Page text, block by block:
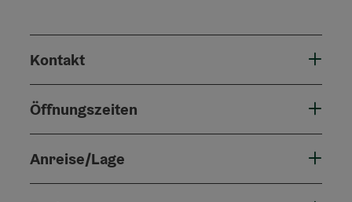
Kontakt
Öffnungszeiten
Anreise/Lage